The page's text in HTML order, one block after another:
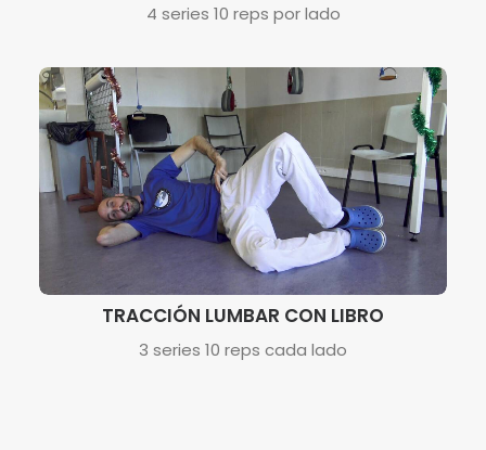
4 series 10 reps por lado
TRACCIÓN LUMBAR CON LIBRO
3 series 10 reps cada lado